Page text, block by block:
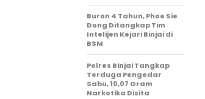
Buron 4 Tahun, Phoe Sie
Dong Ditangkap Tim
Intelijen Kejari Binjai di
BSM
Polres Binjai Tangkap
Terduga Pengedar
Sabu, 10,07 Gram
Narkotika Disita